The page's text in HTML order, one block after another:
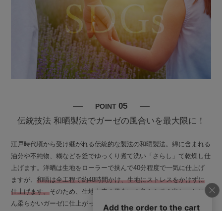
POINT 05
伝統技法 和晒製法でガーゼの風合いを最大限に！
江戸時代頃から受け継がれる伝統的な製法の和晒製法。綿に含まれる
油分や不純物、糊などを釜でゆっくり煮て洗い「さらし」て乾燥し仕
上げます。洋晒は生地をローラーで挟んで40分程度で一気に仕上げ
ますが、和晒は全工程で約48時間かけ、生地にストレスをかけずに
仕上げます。そのため、生地本来の風合いの良さを引き出し、とこと
ん柔らかいガーゼに仕上がっています。和晒釜をもつ工場は、現在日